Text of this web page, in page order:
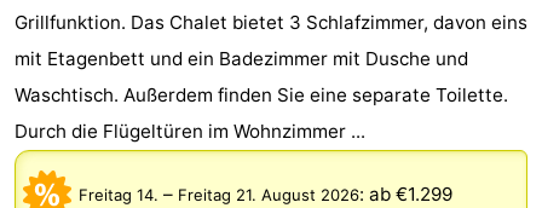
Grillfunktion. Das Chalet bietet 3 Schlafzimmer, davon eins
mit Etagenbett und ein Badezimmer mit Dusche und
Waschtisch. Außerdem finden Sie eine separate Toilette.
Durch die Flügeltüren im Wohnzimmer ...
Freitag 14. – Freitag 21. August 2026: ab €1.299